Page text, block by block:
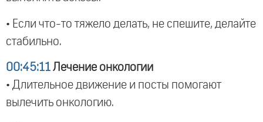
• Если что-то тяжело делать, не спешите, делайте
стабильно.
00:45:11 Лечение онкологии
• Длительное движение и посты помогают
вылечить онкологию.